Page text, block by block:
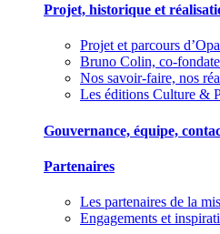
Projet, historique et
Projet et parcours
Bruno Colin, co-
Nos savoir-faire, nos
Les éditions Culture &
Gouvernance, équipe,
Partenaires
Les partenaires de la
Engagements et